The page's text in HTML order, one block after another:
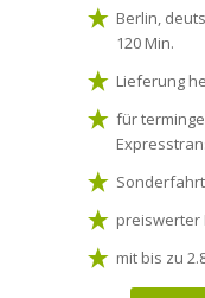
Berlin,
120 Min.
Lieferung
für
preiswerter
mit bis zu